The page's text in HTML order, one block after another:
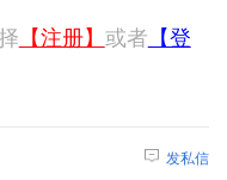
【注册】 或者 【登
发私信